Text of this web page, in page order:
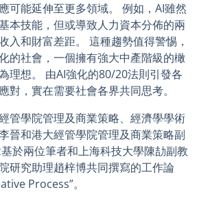
可能延伸至更多領域。 例如，AI雖然
本技能，但或導致人力資本分佈的兩
入和財富差距。 這種趨勢值得警惕，
的社會，一個擁有強大中產階級的橄
理想。 由AI強化的80/20法則引發各
對，實在需要社會各界共同思考。
管學院管理及商業策略、經濟學學術
晉和港大經管學院管理及商業策略副
於兩位筆者和上海科技大學陳劼副教
研究助理趙梓博共同撰寫的工作論
Process”。